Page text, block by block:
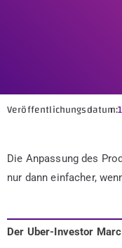
Veröffentlichungsdatum:
Die Anpassung des
nur dann einfacher,
Der Uber-Investor